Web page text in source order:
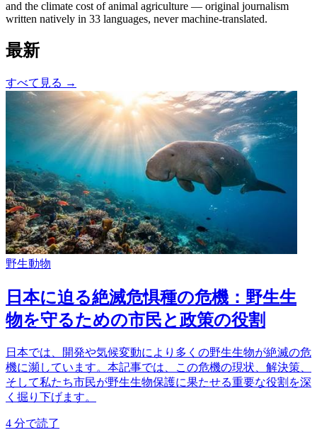
and the climate cost of animal agriculture — original journalism
written natively in 33 languages, never machine-translated.
最新
すべて見る →
野生動物
日本に迫る絶滅危惧種の危機：野生生
物を守るための市民と政策の役割
日本では、開発や気候変動により多くの野生生物が絶滅の危
機に瀕しています。本記事では、この危機の現状、解決策、
そして私たち市民が野生生物保護に果たせる重要な役割を深
く掘り下げます。
4 分で読了